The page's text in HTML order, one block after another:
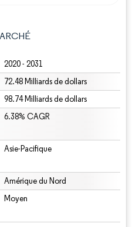
2020 - 2031
72.48 Milliards de dollars
98.74 Milliards de dollars
6.38% CAGR
Asie-Pacifique
Amérique du Nord
Moyen